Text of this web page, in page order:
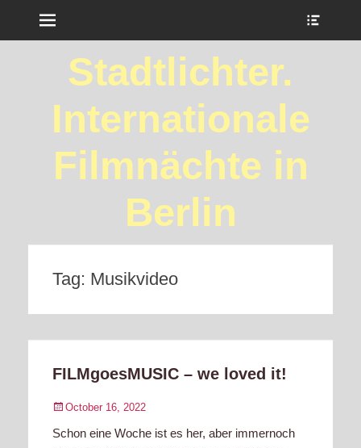
Stadtlichter.
Internationale
Filmnächte in
Berlin
Tag: Musikvideo
FILMgoesMUSIC – we loved it!
Posted
October 16, 2022
Schon eine Woche ist es her, aber immernoch